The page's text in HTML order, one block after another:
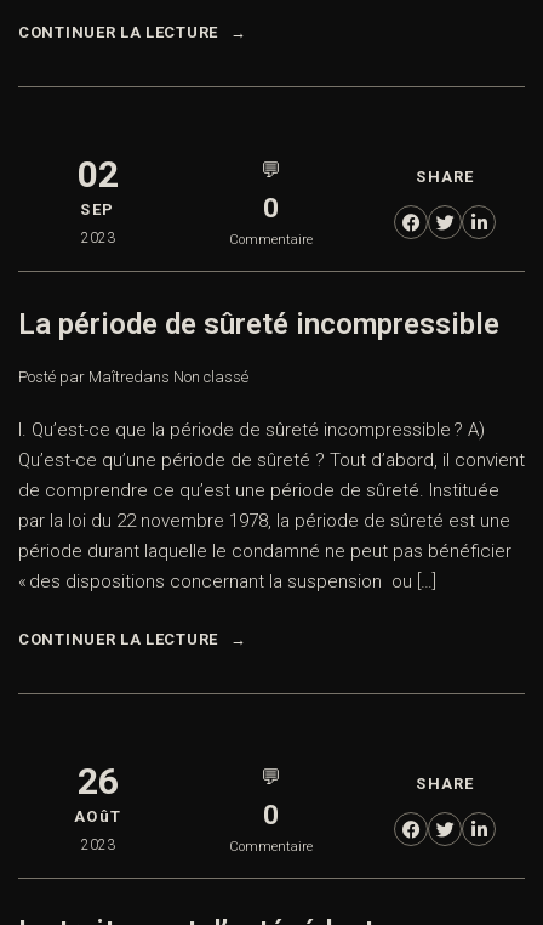
CONTINUER LA LECTURE
02
SEP
2023
💬
0
Commentaire
SHARE
La période de sûreté incompressible
Posté par Maîtredans Non classé
I. Qu’est-ce que la période de sûreté incompressible ? A)
Qu’est-ce qu’une période de sûreté ? Tout d’abord, il convient
de comprendre ce qu’est une période de sûreté. Instituée
par la loi du 22 novembre 1978, la période de sûreté est une
période durant laquelle le condamné ne peut pas bénéficier
« des dispositions concernant la suspension ou […]
CONTINUER LA LECTURE
26
AOûT
2023
💬
0
Commentaire
SHARE